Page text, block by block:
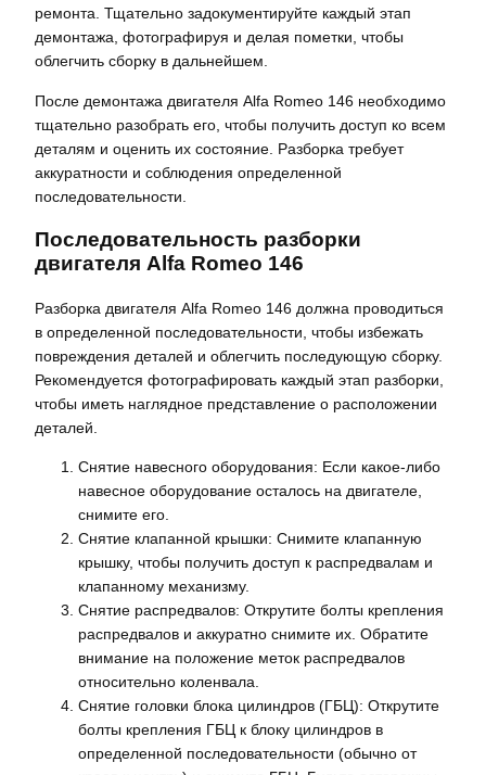
ремонта. Тщательно задокументируйте каждый этап
демонтажа, фотографируя и делая пометки, чтобы
облегчить сборку в дальнейшем.
После демонтажа двигателя Alfa Romeo 146 необходимо
тщательно разобрать его, чтобы получить доступ ко всем
деталям и оценить их состояние. Разборка требует
аккуратности и соблюдения определенной
последовательности.
Последовательность разборки
двигателя Alfa Romeo 146
Разборка двигателя Alfa Romeo 146 должна проводиться
в определенной последовательности, чтобы избежать
повреждения деталей и облегчить последующую сборку.
Рекомендуется фотографировать каждый этап разборки,
чтобы иметь наглядное представление о расположении
деталей.
Снятие навесного оборудования: Если какое-либо
навесное оборудование осталось на двигателе,
снимите его.
Снятие клапанной крышки: Снимите клапанную
крышку, чтобы получить доступ к распредвалам и
клапанному механизму.
Снятие распредвалов: Открутите болты крепления
распредвалов и аккуратно снимите их. Обратите
внимание на положение меток распредвалов
относительно коленвала.
Снятие головки блока цилиндров (ГБЦ): Открутите
болты крепления ГБЦ к блоку цилиндров в
определенной последовательности (обычно от